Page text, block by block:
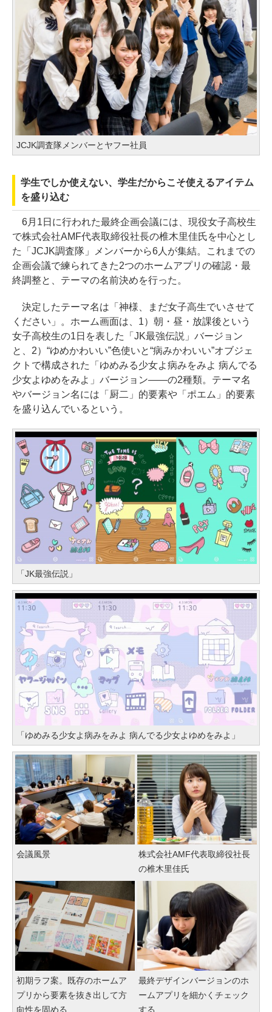
JCJK調査隊メンバーとヤフー社員
学生でしか使えない、学生だからこそ使えるアイテム
を盛り込む
6月1日に行われた最終企画会議には、現役女子高校生
で株式会社AMF代表取締役社長の椎木里佳氏を中心とし
た「JCJK調査隊」メンバーから6人が集結。これまでの
企画会議で練られてきた2つのホームアプリの確認・最
終調整と、テーマの名前決めを行った。
決定したテーマ名は「神様、まだ女子高生でいさせて
ください」。ホーム画面は、1）朝・昼・放課後という
女子高校生の1日を表した「JK最強伝説」バージョン
と、2）“ゆめかわいい”色使いと“病みかわいい”オブジェ
クトで構成された「ゆめみる少女よ病みをみよ 病んでる
少女よゆめをみよ」バージョン――の2種類。テーマ名
やバージョン名には「厨二」的要素や「ポエム」的要素
を盛り込んでいるという。
「JK最強伝説」
「ゆめみる少女よ病みをみよ 病んでる少女よゆめをみよ」
会議風景
株式会社AMF代表取締役社長
の椎木里佳氏
初期ラフ案。既存のホームア
プリから要素を抜き出して方
向性を固める
最終デザインバージョンのホ
ームアプリを細かくチェック
する